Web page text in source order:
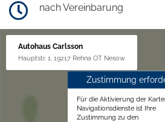
nach Vereinbarung
Autohaus Carlsson
Hauptstr. 1, 19217 Rehna OT Nesow
Zustimmung
Für die Aktivierung der
Navigationsdienste ist Ihre
Zustimmung zu den